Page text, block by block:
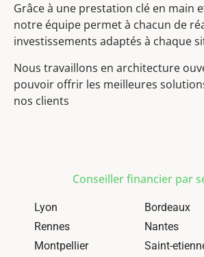
Grâce à une prestation clé en main
notre équipe permet à chacun de
investissements adaptés à chaque
Nous travaillons en architecture
pouvoir offrir les meilleures
nos clients
Conseiller financier par
Lyon
Bordeaux
Rennes
Nantes
Montpellier
Saint-